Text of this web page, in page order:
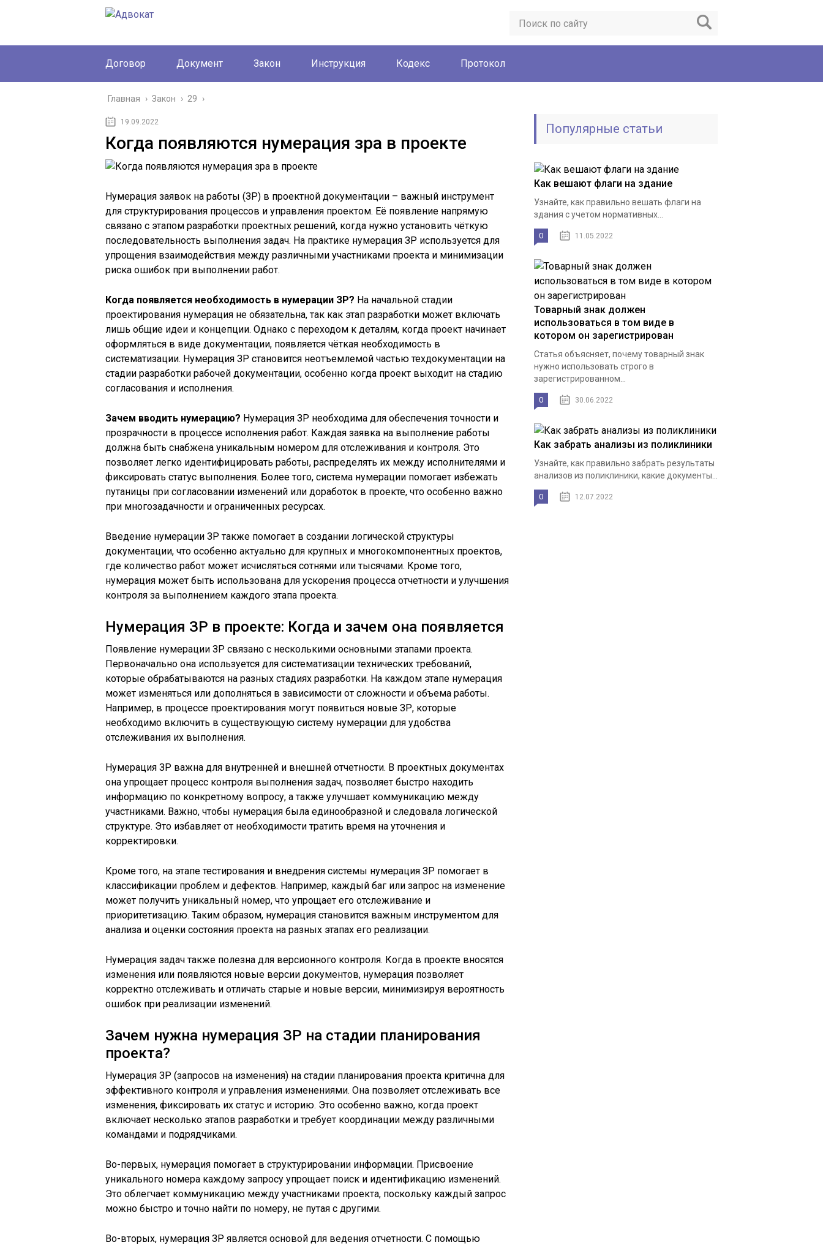
Договор Документ Закон Инструкция Кодекс Протокол
Главная › Закон › 29 ›
19.09.2022
Когда появляются нумерация зра в проекте
Нумерация заявок на работы (ЗР) в проектной документации – важный инструмент
для структурирования процессов и управления проектом. Её появление напрямую
связано с этапом разработки проектных решений, когда нужно установить чёткую
последовательность выполнения задач. На практике нумерация ЗР используется для
упрощения взаимодействия между различными участниками проекта и минимизации
риска ошибок при выполнении работ.
Когда появляется необходимость в нумерации ЗР? На начальной стадии
проектирования нумерация не обязательна, так как этап разработки может включать
лишь общие идеи и концепции. Однако с переходом к деталям, когда проект начинает
оформляться в виде документации, появляется чёткая необходимость в
систематизации. Нумерация ЗР становится неотъемлемой частью техдокументации на
стадии разработки рабочей документации, особенно когда проект выходит на стадию
согласования и исполнения.
Зачем вводить нумерацию? Нумерация ЗР необходима для обеспечения точности и
прозрачности в процессе исполнения работ. Каждая заявка на выполнение работы
должна быть снабжена уникальным номером для отслеживания и контроля. Это
позволяет легко идентифицировать работы, распределять их между исполнителями и
фиксировать статус выполнения. Более того, система нумерации помогает избежать
путаницы при согласовании изменений или доработок в проекте, что особенно важно
при многозадачности и ограниченных ресурсах.
Введение нумерации ЗР также помогает в создании логической структуры
документации, что особенно актуально для крупных и многокомпонентных проектов,
где количество работ может исчисляться сотнями или тысячами. Кроме того,
нумерация может быть использована для ускорения процесса отчетности и улучшения
контроля за выполнением каждого этапа проекта.
Нумерация ЗР в проекте: Когда и зачем она появляется
Появление нумерации ЗР связано с несколькими основными этапами проекта.
Первоначально она используется для систематизации технических требований,
которые обрабатываются на разных стадиях разработки. На каждом этапе нумерация
может изменяться или дополняться в зависимости от сложности и объема работы.
Например, в процессе проектирования могут появиться новые ЗР, которые
необходимо включить в существующую систему нумерации для удобства
отслеживания их выполнения.
Нумерация ЗР важна для внутренней и внешней отчетности. В проектных документах
она упрощает процесс контроля выполнения задач, позволяет быстро находить
информацию по конкретному вопросу, а также улучшает коммуникацию между
участниками. Важно, чтобы нумерация была единообразной и следовала логической
структуре. Это избавляет от необходимости тратить время на уточнения и
корректировки.
Кроме того, на этапе тестирования и внедрения системы нумерация ЗР помогает в
классификации проблем и дефектов. Например, каждый баг или запрос на изменение
может получить уникальный номер, что упрощает его отслеживание и
приоритетизацию. Таким образом, нумерация становится важным инструментом для
анализа и оценки состояния проекта на разных этапах его реализации.
Нумерация задач также полезна для версионного контроля. Когда в проекте вносятся
изменения или появляются новые версии документов, нумерация позволяет
корректно отслеживать и отличать старые и новые версии, минимизируя вероятность
ошибок при реализации изменений.
Зачем нужна нумерация ЗР на стадии планирования
проекта?
Нумерация ЗР (запросов на изменения) на стадии планирования проекта критична для
эффективного контроля и управления изменениями. Она позволяет отслеживать все
изменения, фиксировать их статус и историю. Это особенно важно, когда проект
включает несколько этапов разработки и требует координации между различными
командами и подрядчиками.
Во-первых, нумерация помогает в структурировании информации. Присвоение
уникального номера каждому запросу упрощает поиск и идентификацию изменений.
Это облегчает коммуникацию между участниками проекта, поскольку каждый запрос
можно быстро и точно найти по номеру, не путая с другими.
Во-вторых, нумерация ЗР является основой для ведения отчетности. С помощью
Популярные статьи
Как вешают флаги на здание
Узнайте, как правильно вешать флаги на
здания с учетом нормативных...
0 11.05.2022
Товарный знак должен
использоваться в том виде в
котором он зарегистрирован
Статья объясняет, почему товарный знак
нужно использовать строго в
зарегистрированном...
0 30.06.2022
Как забрать анализы из поликлиники
Узнайте, как правильно забрать результаты
анализов из поликлиники, какие документы...
0 12.07.2022